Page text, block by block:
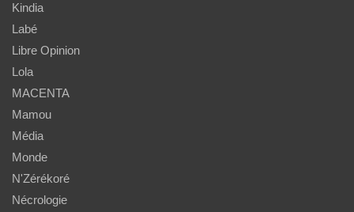
Kindia
Labé
Libre Opinion
Lola
MACENTA
Mamou
Média
Monde
N'Zérékoré
Nécrologie